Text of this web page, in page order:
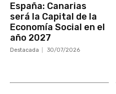
España: Canarias
será la Capital de la
Economía Social en el
año 2027
Destacada 30/07/2026